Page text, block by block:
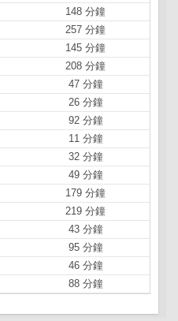
148 分鐘
257 分鐘
145 分鐘
208 分鐘
47 分鐘
26 分鐘
92 分鐘
11 分鐘
32 分鐘
49 分鐘
179 分鐘
219 分鐘
43 分鐘
95 分鐘
46 分鐘
88 分鐘